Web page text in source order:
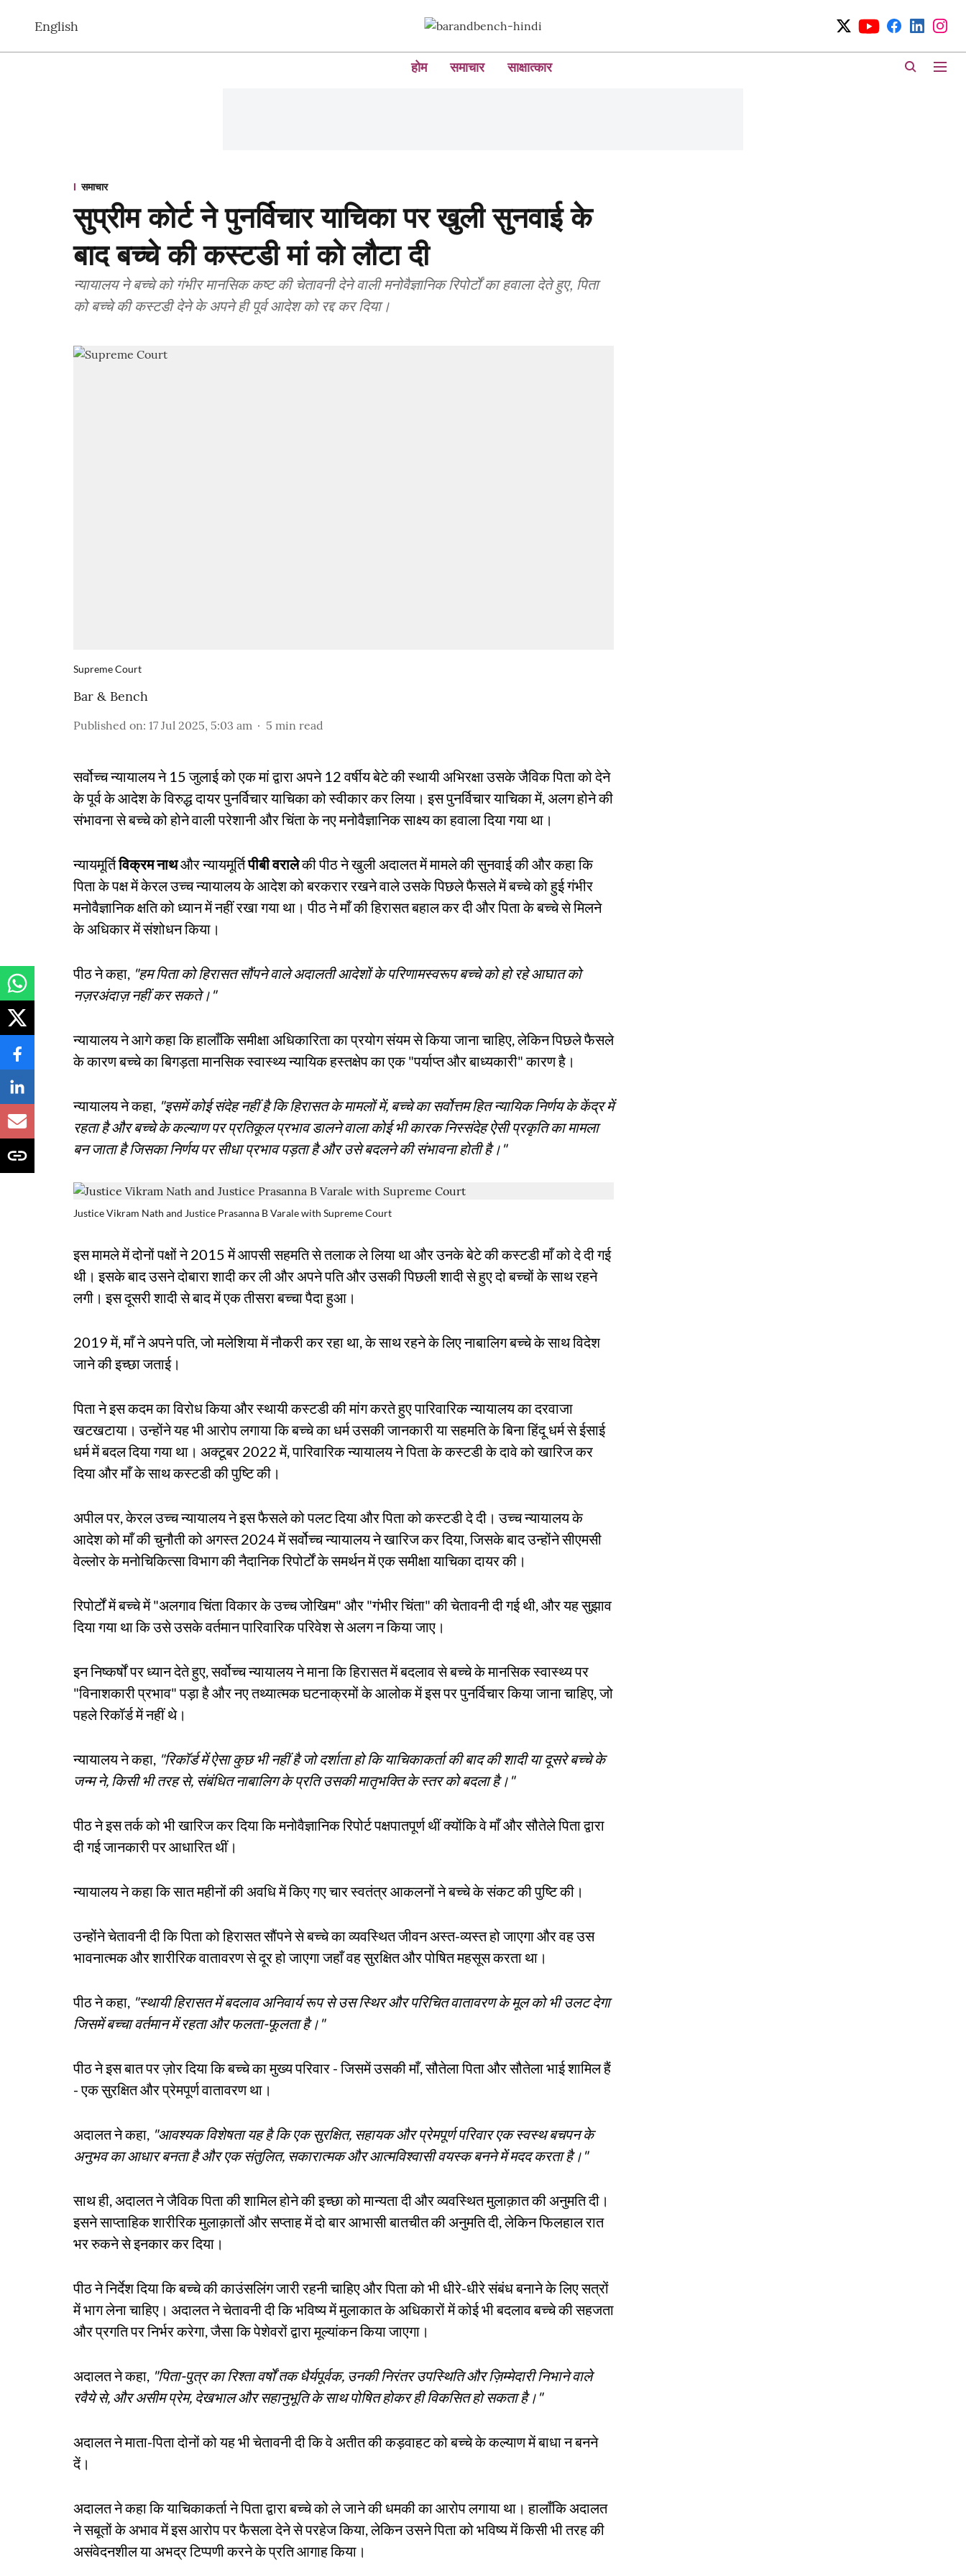
English
होम समाचार साक्षात्कार
समाचार
सुप्रीम कोर्ट ने पुनर्विचार याचिका पर खुली सुनवाई के
बाद बच्चे की कस्टडी मां को लौटा दी
न्यायालय ने बच्चे को गंभीर मानसिक कष्ट की चेतावनी देने वाली मनोवैज्ञानिक रिपोर्टों का हवाला देते हुए, पिता
को बच्चे की कस्टडी देने के अपने ही पूर्व आदेश को रद्द कर दिया।
Supreme Court
Bar & Bench
Published on: 17 Jul 2025, 5:03 am 5 min read
सर्वोच्च न्यायालय ने 15 जुलाई को एक मां द्वारा अपने 12 वर्षीय बेटे की स्थायी अभिरक्षा उसके जैविक पिता को देने
के पूर्व के आदेश के विरुद्ध दायर पुनर्विचार याचिका को स्वीकार कर लिया। इस पुनर्विचार याचिका में, अलग होने की
संभावना से बच्चे को होने वाली परेशानी और चिंता के नए मनोवैज्ञानिक साक्ष्य का हवाला दिया गया था।
न्यायमूर्तिविक्रम नाथऔर न्यायमूर्तिपीबी वरालेकी पीठ ने खुली अदालत में मामले की सुनवाई की और कहा कि
पिता के पक्ष में केरल उच्च न्यायालय के आदेश को बरकरार रखने वाले उसके पिछले फैसले में बच्चे को हुई गंभीर
मनोवैज्ञानिक क्षति को ध्यान में नहीं रखा गया था। पीठ ने माँ की हिरासत बहाल कर दी और पिता के बच्चे से मिलने
के अधिकार में संशोधन किया।
पीठ ने कहा, "हम पिता को हिरासत सौंपने वाले अदालती आदेशों के परिणामस्वरूप बच्चे को हो रहे आघात को
नज़रअंदाज़ नहीं कर सकते।"
न्यायालय ने आगे कहा कि हालाँकि समीक्षा अधिकारिता का प्रयोग संयम से किया जाना चाहिए, लेकिन पिछले फैसले
के कारण बच्चे का बिगड़ता मानसिक स्वास्थ्य न्यायिक हस्तक्षेप का एक "पर्याप्त और बाध्यकारी" कारण है।
न्यायालय ने कहा, "इसमें कोई संदेह नहीं है कि हिरासत के मामलों में, बच्चे का सर्वोत्तम हित न्यायिक निर्णय के केंद्र में
रहता है और बच्चे के कल्याण पर प्रतिकूल प्रभाव डालने वाला कोई भी कारक निस्संदेह ऐसी प्रकृति का मामला
बन जाता है जिसका निर्णय पर सीधा प्रभाव पड़ता है और उसे बदलने की संभावना होती है।"
Justice Vikram Nath and Justice Prasanna B Varale with Supreme Court
इस मामले में दोनों पक्षों ने 2015 में आपसी सहमति से तलाक ले लिया था और उनके बेटे की कस्टडी माँ को दे दी गई
थी। इसके बाद उसने दोबारा शादी कर ली और अपने पति और उसकी पिछली शादी से हुए दो बच्चों के साथ रहने
लगी। इस दूसरी शादी से बाद में एक तीसरा बच्चा पैदा हुआ।
2019 में, माँ ने अपने पति, जो मलेशिया में नौकरी कर रहा था, के साथ रहने के लिए नाबालिग बच्चे के साथ विदेश
जाने की इच्छा जताई।
पिता ने इस कदम का विरोध किया और स्थायी कस्टडी की मांग करते हुए पारिवारिक न्यायालय का दरवाजा
खटखटाया। उन्होंने यह भी आरोप लगाया कि बच्चे का धर्म उसकी जानकारी या सहमति के बिना हिंदू धर्म से ईसाई
धर्म में बदल दिया गया था। अक्टूबर 2022 में, पारिवारिक न्यायालय ने पिता के कस्टडी के दावे को खारिज कर
दिया और माँ के साथ कस्टडी की पुष्टि की।
अपील पर, केरल उच्च न्यायालय ने इस फैसले को पलट दिया और पिता को कस्टडी दे दी। उच्च न्यायालय के
आदेश को माँ की चुनौती को अगस्त 2024 में सर्वोच्च न्यायालय ने खारिज कर दिया, जिसके बाद उन्होंने सीएमसी
वेल्लोर के मनोचिकित्सा विभाग की नैदानिक रिपोर्टों के समर्थन में एक समीक्षा याचिका दायर की।
रिपोर्टों में बच्चे में "अलगाव चिंता विकार के उच्च जोखिम" और "गंभीर चिंता" की चेतावनी दी गई थी, और यह सुझाव
दिया गया था कि उसे उसके वर्तमान पारिवारिक परिवेश से अलग न किया जाए।
इन निष्कर्षों पर ध्यान देते हुए, सर्वोच्च न्यायालय ने माना कि हिरासत में बदलाव से बच्चे के मानसिक स्वास्थ्य पर
"विनाशकारी प्रभाव" पड़ा है और नए तथ्यात्मक घटनाक्रमों के आलोक में इस पर पुनर्विचार किया जाना चाहिए, जो
पहले रिकॉर्ड में नहीं थे।
न्यायालय ने कहा, "रिकॉर्ड में ऐसा कुछ भी नहीं है जो दर्शाता हो कि याचिकाकर्ता की बाद की शादी या दूसरे बच्चे के
जन्म ने, किसी भी तरह से, संबंधित नाबालिग के प्रति उसकी मातृभक्ति के स्तर को बदला है।"
पीठ ने इस तर्क को भी खारिज कर दिया कि मनोवैज्ञानिक रिपोर्ट पक्षपातपूर्ण थीं क्योंकि वे माँ और सौतेले पिता द्वारा
दी गई जानकारी पर आधारित थीं।
न्यायालय ने कहा कि सात महीनों की अवधि में किए गए चार स्वतंत्र आकलनों ने बच्चे के संकट की पुष्टि की।
उन्होंने चेतावनी दी कि पिता को हिरासत सौंपने से बच्चे का व्यवस्थित जीवन अस्त-व्यस्त हो जाएगा और वह उस
भावनात्मक और शारीरिक वातावरण से दूर हो जाएगा जहाँ वह सुरक्षित और पोषित महसूस करता था।
पीठ ने कहा, "स्थायी हिरासत में बदलाव अनिवार्य रूप से उस स्थिर और परिचित वातावरण के मूल को भी उलट देगा
जिसमें बच्चा वर्तमान में रहता और फलता-फूलता है।"
पीठ ने इस बात पर ज़ोर दिया कि बच्चे का मुख्य परिवार - जिसमें उसकी माँ, सौतेला पिता और सौतेला भाई शामिल हैं
- एक सुरक्षित और प्रेमपूर्ण वातावरण था।
अदालत ने कहा, "आवश्यक विशेषता यह है कि एक सुरक्षित, सहायक और प्रेमपूर्ण परिवार एक स्वस्थ बचपन के
अनुभव का आधार बनता है और एक संतुलित, सकारात्मक और आत्मविश्वासी वयस्क बनने में मदद करता है।"
साथ ही, अदालत ने जैविक पिता की शामिल होने की इच्छा को मान्यता दी और व्यवस्थित मुलाक़ात की अनुमति दी।
इसने साप्ताहिक शारीरिक मुलाक़ातों और सप्ताह में दो बार आभासी बातचीत की अनुमति दी, लेकिन फिलहाल रात
भर रुकने से इनकार कर दिया।
पीठ ने निर्देश दिया कि बच्चे की काउंसलिंग जारी रहनी चाहिए और पिता को भी धीरे-धीरे संबंध बनाने के लिए सत्रों
में भाग लेना चाहिए। अदालत ने चेतावनी दी कि भविष्य में मुलाकात के अधिकारों में कोई भी बदलाव बच्चे की सहजता
और प्रगति पर निर्भर करेगा, जैसा कि पेशेवरों द्वारा मूल्यांकन किया जाएगा।
अदालत ने कहा, "पिता-पुत्र का रिश्ता वर्षों तक धैर्यपूर्वक, उनकी निरंतर उपस्थिति और ज़िम्मेदारी निभाने वाले
रवैये से, और असीम प्रेम, देखभाल और सहानुभूति के साथ पोषित होकर ही विकसित हो सकता है।"
अदालत ने माता-पिता दोनों को यह भी चेतावनी दी कि वे अतीत की कड़वाहट को बच्चे के कल्याण में बाधा न बनने
दें।
अदालत ने कहा कि याचिकाकर्ता ने पिता द्वारा बच्चे को ले जाने की धमकी का आरोप लगाया था। हालाँकि अदालत
ने सबूतों के अभाव में इस आरोप पर फैसला देने से परहेज किया, लेकिन उसने पिता को भविष्य में किसी भी तरह की
असंवेदनशील या अभद्र टिप्पणी करने के प्रति आगाह किया।